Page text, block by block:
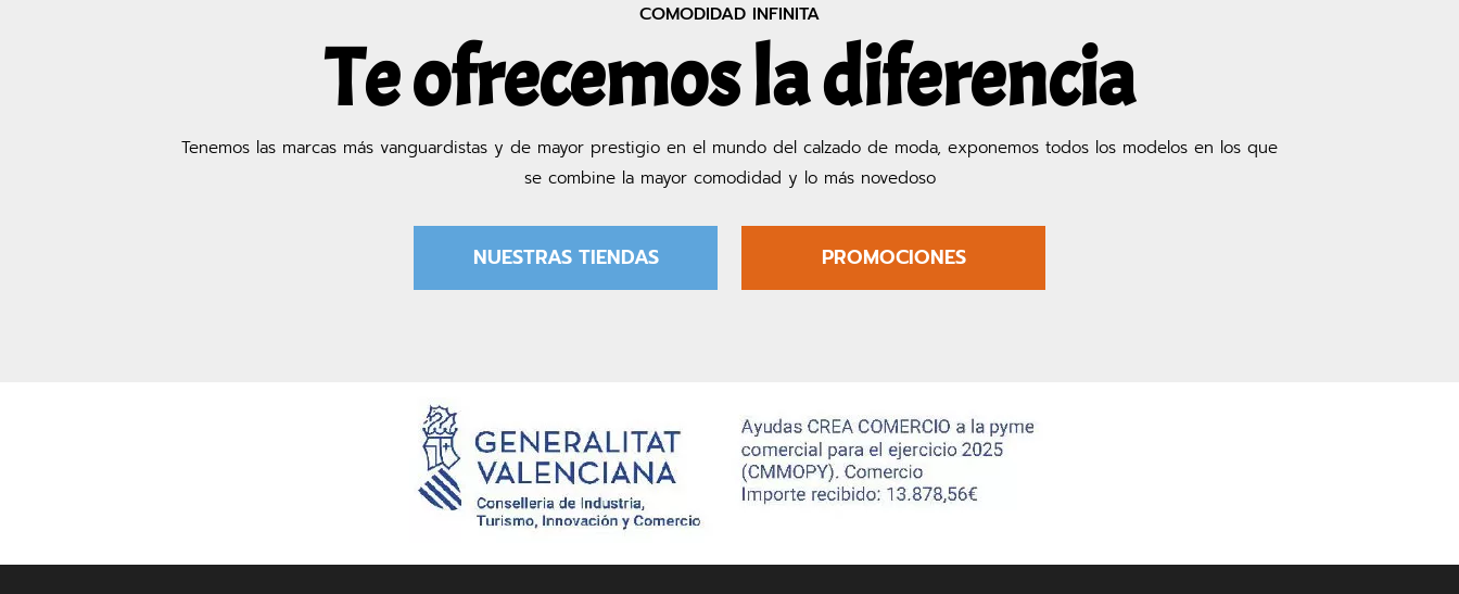
COMODIDAD INFINITA
Te ofrecemos la diferencia
Tenemos las marcas más vanguardistas y de mayor prestigio en el mundo del calzado de moda, exponemos todos los modelos en los que
se combine la mayor comodidad y lo más novedoso
NUESTRAS TIENDAS PROMOCIONES